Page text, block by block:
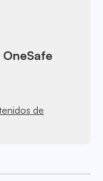
de